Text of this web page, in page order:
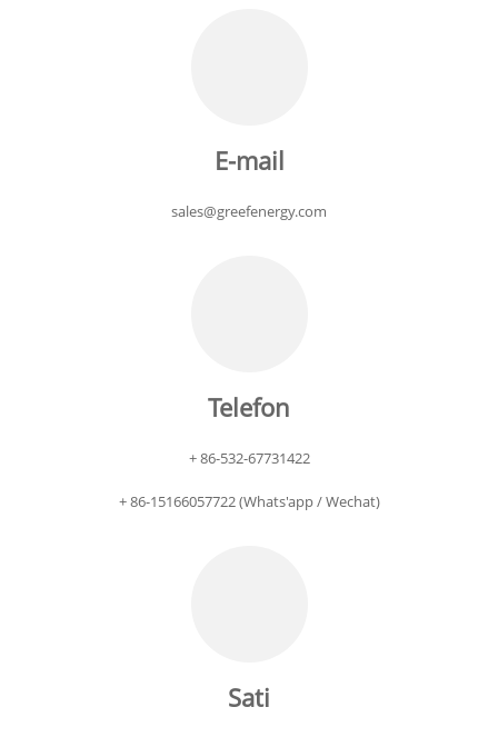
E-mail
sales@greefenergy.com
Telefon
+ 86-532-67731422
+ 86-15166057722 (Whats'app / Wechat)
Sati
Unesite lozinku